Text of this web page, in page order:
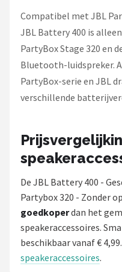
Compatibel met JBL
JBL Battery 400 is
PartyBox Stage 320 en
Bluetooth-luidspreker.
PartyBox-serie en JBL
verschillende
De JBL Battery 400 -
Partybox 320 - Zonder
goedkoperdan het
speakeraccessoires.
beschikbaar vanaf € 4,99.
speakeraccessoires.